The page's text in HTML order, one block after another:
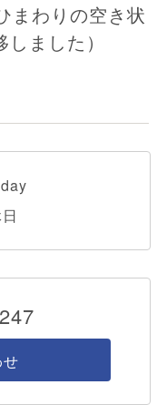
まわりの空き状
ました）